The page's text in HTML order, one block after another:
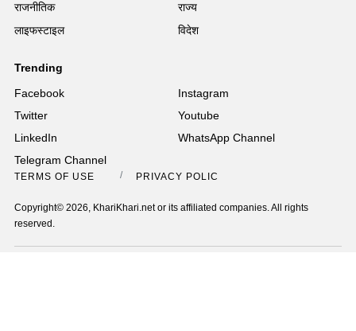
राजनीतिक
राज्य
लाइफस्टाइल
विदेश
Trending
Facebook
Instagram
Twitter
Youtube
LinkedIn
WhatsApp Channel
Telegram Channel
TERMS OF USE PRIVACY POLICY
Copyright© 2026, KhariKhari.net or its affiliated companies. All rights
reserved.